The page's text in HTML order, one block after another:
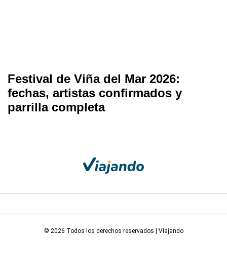
Festival de Viña del Mar 2026:
fechas, artistas confirmados y
parrilla completa
© 2026 Todos los derechos reservados | Viajando